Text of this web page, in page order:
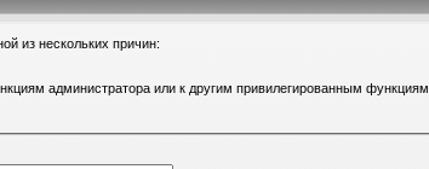
из нескольких причин:
администратора или к другим привилегированным функциям.